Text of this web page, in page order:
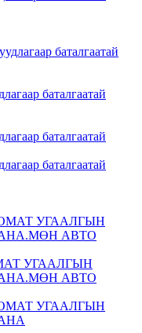
баталгаатай
баталгаатай
баталгаатай
УГААЛГЫН
АВТО